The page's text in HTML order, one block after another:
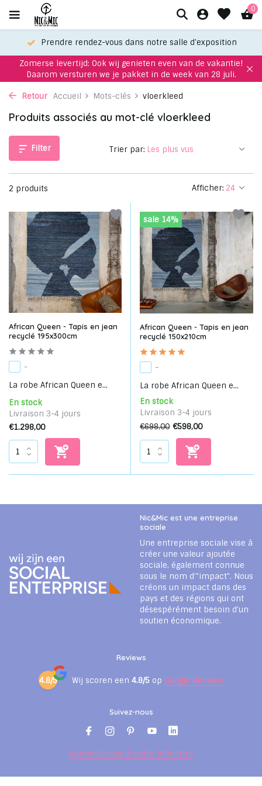
0
Prendre rendez-vous dans notre salle d'exposition
Zomerse levertijd: Ook wij genieten even van de vakantie!
Daarom versturen we je pakket in de week van 28 juli.
Retour Accueil Mots-clés vloerkleed
Produits associés au mot-clé vloerkleed
Filter
2 produits Afficher:
Trier par:
African Queen - Tapis en jean
recyclé 195x300cm
-
La robe African Queen e...
En stock
Livraison 3-4 jours
€1.298,00
sale 14%
African Queen - Tapis en jean
recyclé 150x210cm
-
La robe African Queen e...
En stock
Livraison 3-4 jours
€698,00 €598,00
Nic&Mic est une entreprise
sociale
Une entreprise sociale vise à
créer une valeur ajoutée
sociale, également connue
sous le nom d'"impact". Nous
créons un impact dans des
pays et des régions qui ont
désespérément besoin d'un
soutien économique.
Reviews
4.8/5 Wij scoren een 4.8/5 op Google Reviews
Suivez-nous
Abonnez-vous à notre infolettre